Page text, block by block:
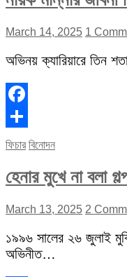
March 14, 2025 1
অভিনয় ক্যারিয়ারে তিন
Facebook
Share
ফিচার বিনোদন
হেনার মুখে না বলা
March 13, 2025 2
১৯৯৬ সালের ২৬ জুলাই
অভিনীত…